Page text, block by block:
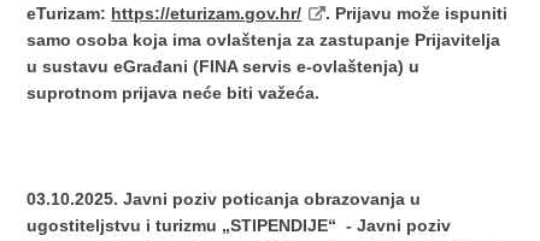
eTurizam: https://eturizam.gov.hr/
. Prijavu može ispuniti
samo osoba koja ima ovlaštenja za zastupanje Prijavitelja
u sustavu eGrađani (FINA servis e-ovlaštenja) u
suprotnom prijava neće biti važeća.
03.10.2025. Javni poziv poticanja obrazovanja u
ugostiteljstvu i turizmu „STIPENDIJE“ - Javni poziv